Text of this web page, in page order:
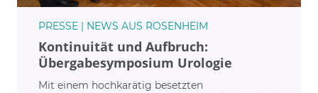
PRESSE | NEWS AUS ROSENHEIM
Kontinuität und Aufbruch:
Übergabesymposium Urologie
Mit einem hochkarätig besetzten